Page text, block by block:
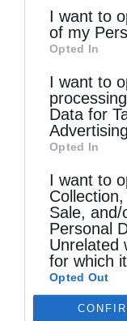
information
third parties
Downstream
disclose it to
I want to
of my
Opted In
I want to
Data for
Opted In
I want to
Sale,
Personal
Unrelated
for which
Opted Out
Τελευταία
Μακριά από τον
Η Εορτή του
(ΦΩΤΟ)
Να είσαι